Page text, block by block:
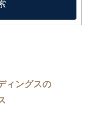
ィングスの